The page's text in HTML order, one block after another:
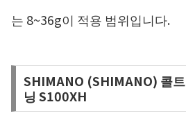
는 8~36g이 적용 범위입니다.
SHIMANO (SHIMANO) 콜
닝 S100XH